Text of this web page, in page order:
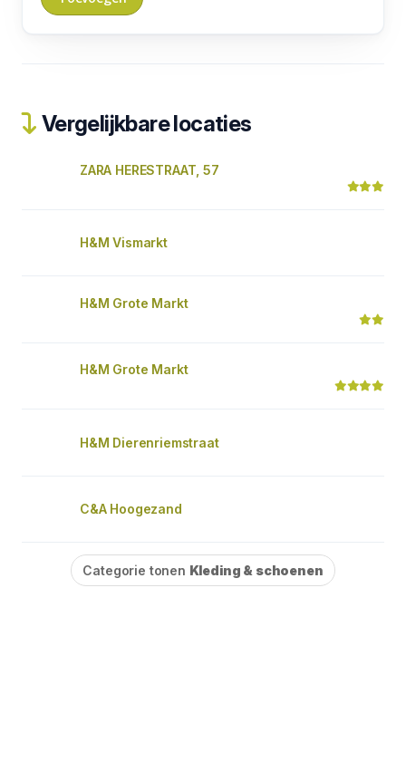
Vergelijkbare locaties
ZARA HERESTRAAT, 57
H&M Vismarkt
H&M Grote Markt
H&M Grote Markt
H&M Dierenriemstraat
C&A Hoogezand
Categorie tonen Kleding & schoenen